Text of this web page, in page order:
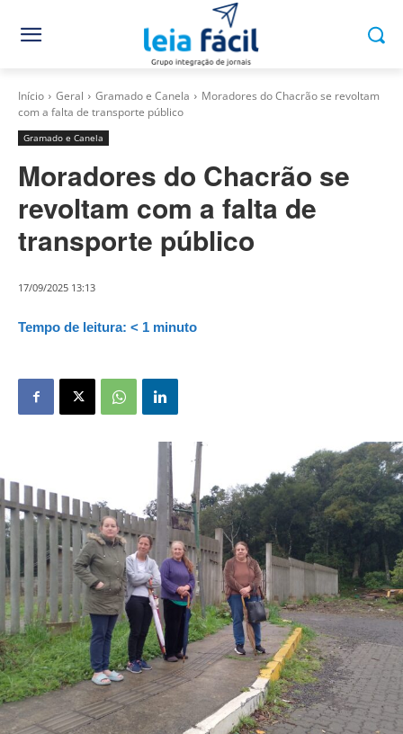
Início Geral Gramado e Canela
Moradores do Chacrão se revoltam
com a falta de transporte público
Gramado e Canela
Moradores do Chacrão se
revoltam com a falta de
transporte público
17/09/2025 13:13
Tempo de leitura: < 1 minuto